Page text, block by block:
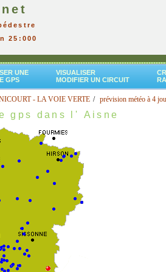
25:000
UNE
GPS
VISUALISER
MODIFIER UN CIRCUIT
- LA VOIE VERTE prévision météo à 4
gps dans l' Aisne